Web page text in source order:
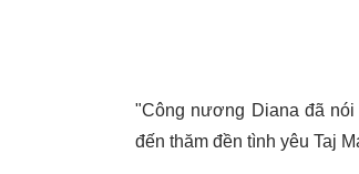
"Công nương Diana đã
đến thăm đền tình yêu Taj